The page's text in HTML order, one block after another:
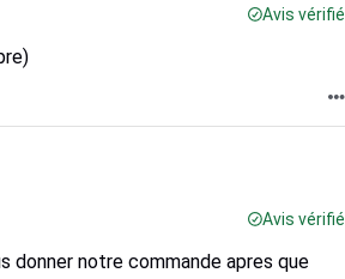
Avis vérifié
Avis vérifié
donner notre commande apres que